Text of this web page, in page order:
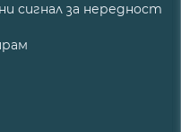
сигнал за нередност